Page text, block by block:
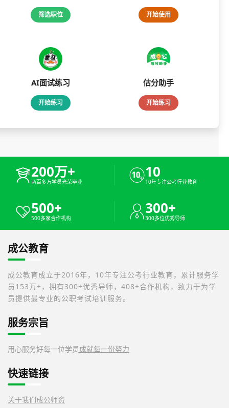
筛选职位 开始使用
AI面试练习
开始练习
估分助手
开始练习
200万+
两百多万学员光荣毕业
10
10年专注公考行业教育
500+
500多家合作机构
300+
300多位优秀导师
成公教育
成公教育成立于2016年，10年专注公考行业教育，累计服务学
员153万+，拥有300+优秀导师，408+合作机构，致力于为学
员提供最专业的公职考试培训服务。
服务宗旨
用心服务好每一位学员成就每一份努力
快速链接
关于我们成公师资